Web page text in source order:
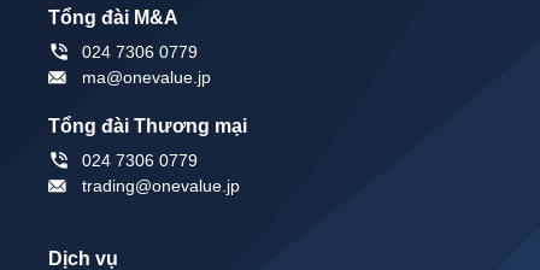
Tổng đài M&A
024 7306 0779
ma@onevalue.jp
Tổng đài Thương mại
024 7306 0779
trading@onevalue.jp
Dịch vụ